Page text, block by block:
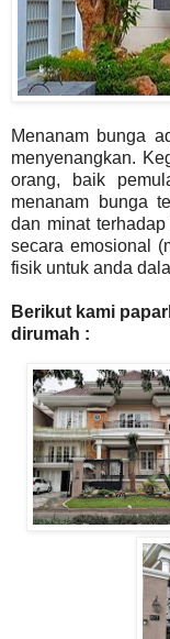
Menanam bunga
menyenangkan.
orang, baik
menanam bunga
dan minat
secara emosional
fisik untuk anda
Berikut kami
dirumah :